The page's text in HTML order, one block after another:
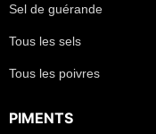
Sel de guérande
Tous les sels
Tous les poivres
PIMENTS